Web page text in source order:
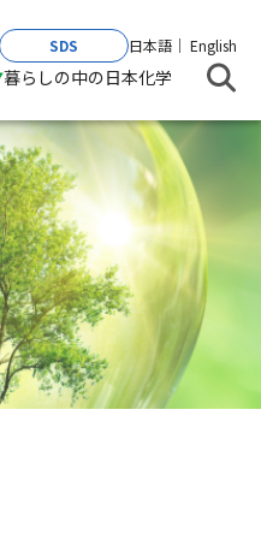
SDS English
日本語
暮らしの中の日本化学